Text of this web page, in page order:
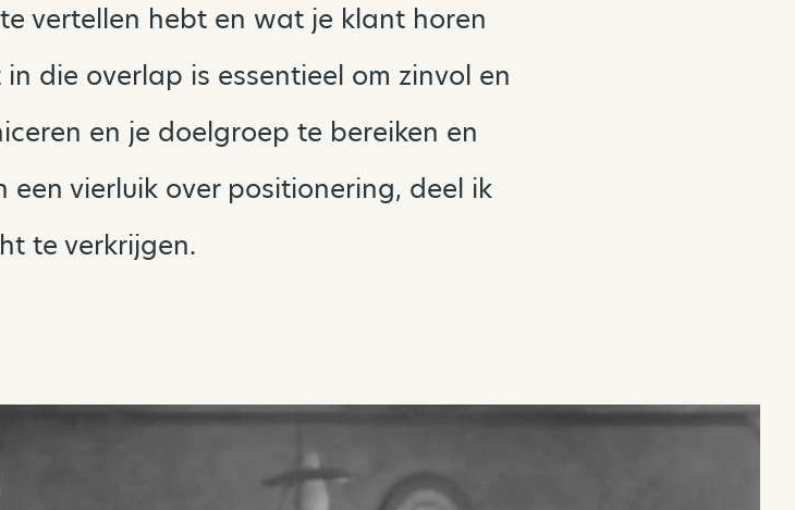
vertellen hebt en wat je klant horen
die overlap is essentieel om zinvol en
en je doelgroep te bereiken en
vierluik over positionering, deel ik
te verkrijgen.